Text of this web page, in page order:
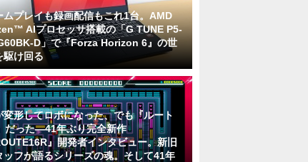
ムプレイも録画配信もこれ1台。AMD
AIプロセッサ搭載の「G TUNE P5-
D」で『Forza Horizon 6』の世
駆け回る
変形してロボになった、でも『ルート
だった―41年ぶり完全新作
』開発者インタビュー。新旧
ッフが語るシリーズの魂。そして41年